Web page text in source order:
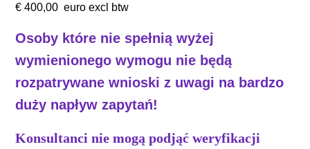
€ 400,00 euro excl btw
Osoby które nie spełnią wyżej
wymienionego wymogu nie będą
rozpatrywane wnioski z uwagi na bardzo
duży napływ zapytań!
Konsultanci nie mogą podjąć weryfikacji